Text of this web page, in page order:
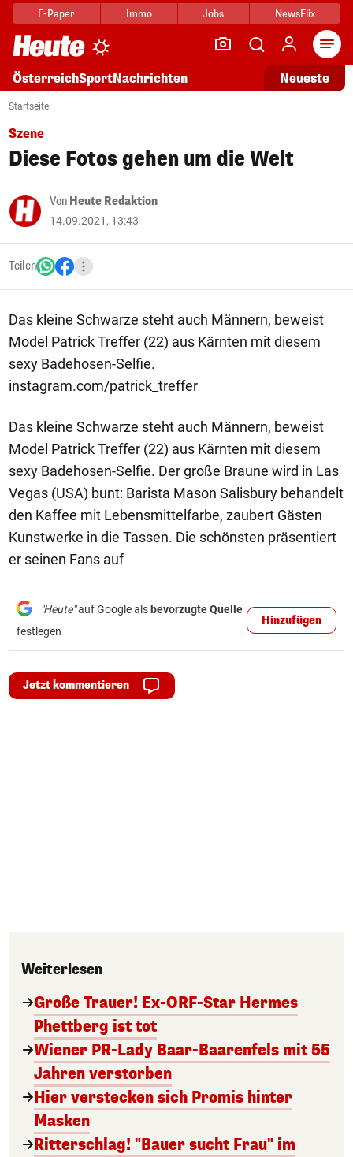
E-Paper Immo Jobs NewsFlix
ÖsterreichSportNachrichten Neueste
Startseite
Szene
Diese Fotos gehen um die Welt
Von Heute Redaktion
14.09.2021, 13:43
Teilen
Das kleine Schwarze steht auch Männern, beweist
Model Patrick Treffer (22) aus Kärnten mit diesem
sexy Badehosen-Selfie.
instagram.com/patrick_treffer
Das kleine Schwarze steht auch Männern, beweist
Model Patrick Treffer (22) aus Kärnten mit diesem
sexy Badehosen-Selfie. Der große Braune wird in Las
Vegas (USA) bunt: Barista Mason Salisbury behandelt
den Kaffee mit Lebensmittelfarbe, zaubert Gästen
Kunstwerke in die Tassen. Die schönsten präsentiert
er seinen Fans auf
"Heute"auf Google als bevorzugte Quelle
festlegen
Hinzufügen
Jetzt kommentieren
Weiterlesen
Große Trauer! Ex-ORF-Star Hermes
Phettberg ist tot
Wiener PR-Lady Baar-Baarenfels mit 55
Jahren verstorben
Hier verstecken sich Promis hinter
Masken
Ritterschlag! "Bauer sucht Frau" im